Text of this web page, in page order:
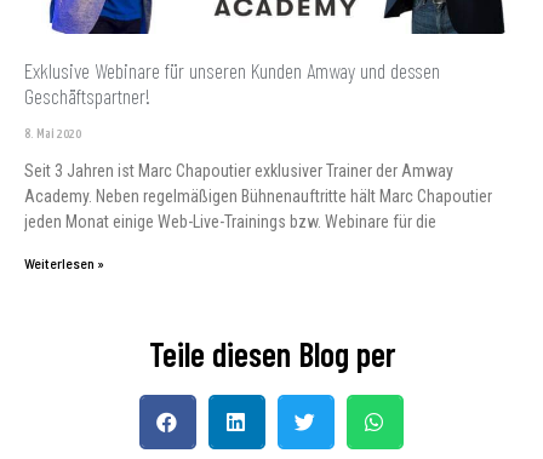
Exklusive Webinare für unseren Kunden Amway und dessen
Geschäftspartner!
8. Mai 2020
Seit 3 Jahren ist Marc Chapoutier exklusiver Trainer der Amway
Academy. Neben regelmäßigen Bühnenauftritte hält Marc Chapoutier
jeden Monat einige Web-Live-Trainings bzw. Webinare für die
Weiterlesen »
Teile diesen Blog per